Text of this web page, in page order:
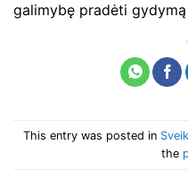
galimybę pradėti
This entry was posted in
the